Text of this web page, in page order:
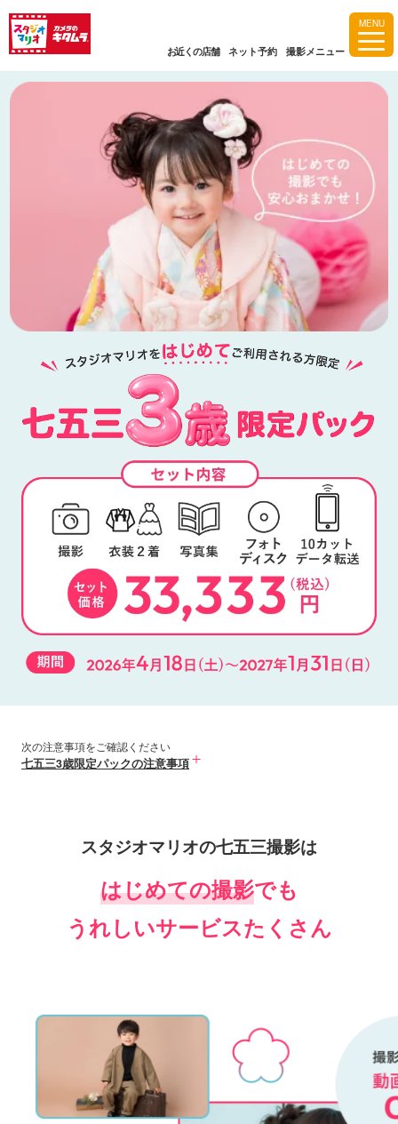
MENU
お近くの店舗 ネット予約 撮影メニュー
次の注意事項をご確認ください
七五三3歳限定パックの注意事項
スタジオマリオの七五三撮影は
はじめての撮影でも
うれしいサービスたくさん